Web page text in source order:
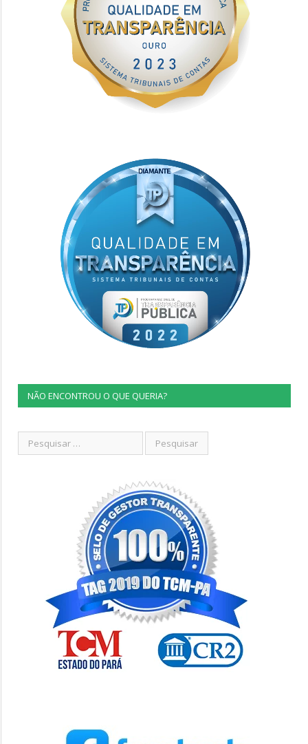
NÃO ENCONTROU O QUE QUERIA?